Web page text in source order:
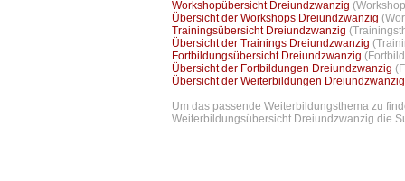
Workshopübersicht Dreiundzwanzig
Übersicht der Workshops Dreiundzwanzig
Trainingsübersicht Dreiundzwanzig
Übersicht der Trainings Dreiundzwanzig
Fortbildungsübersicht Dreiundzwanzig
Übersicht der Fortbildungen Dreiundzwanzig
Übersicht der Weiterbildungen
Um das passende Weiterbildungsthema zu
Weiterbildungsübersicht Dreiundzwanzig die